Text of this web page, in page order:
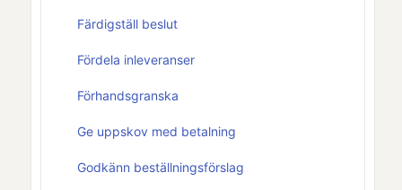
Färdigställ beslut
Fördela inleveranser
Förhandsgranska
Ge uppskov med betalning
Godkänn beställningsförslag